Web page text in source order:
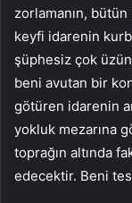
zorlamanın,
keyfi idarenin
şüphesiz çok
beni avutan bir
götüren idarenin
yokluk mezarına
toprağın altında
edecektir. Beni